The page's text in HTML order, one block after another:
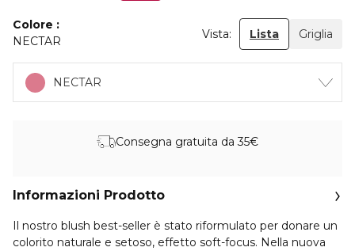
Colore
NECTAR
Vista: Lista Griglia
NECTAR
Consegna gratuita da 35€
Informazioni Prodotto
Il nostro blush best-seller è stato riformulato per donare un
colorito naturale e setoso, effetto soft-focus. Nella nuova